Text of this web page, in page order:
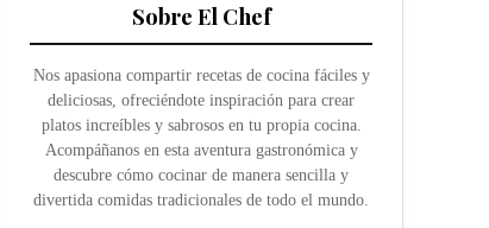
Sobre El Chef
Nos apasiona compartir recetas de cocina fáciles y
deliciosas, ofreciéndote inspiración para crear
platos increíbles y sabrosos en tu propia cocina.
Acompáñanos en esta aventura gastronómica y
descubre cómo cocinar de manera sencilla y
divertida comidas tradicionales de todo el mundo.